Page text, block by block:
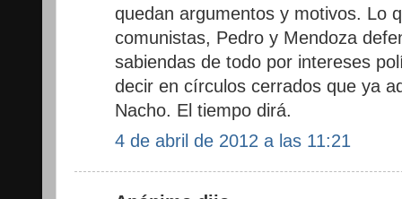
quedan argumentos y motivos. Lo
comunistas, Pedro y Mendoza
sabiendas de todo por intereses
decir en círculos cerrados que ya
Nacho. El tiempo dirá.
4 de abril de 2012 a las 11:21